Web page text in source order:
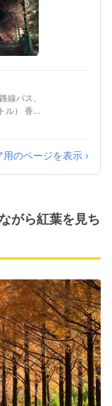
線バス、
香林
分 (2)
用のページを表示 ›
がら紅葉を見ち